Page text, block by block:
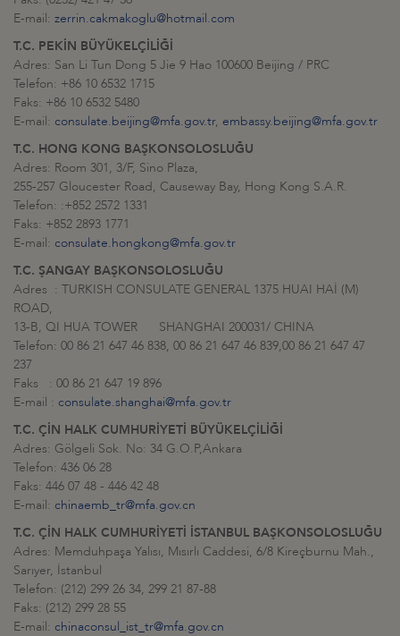
E-mail: zerrin.cakmakoglu@hotmail.com
T.C. PEKİN BÜYÜKELÇİLİĞİ
Adres: San Li Tun Dong 5 Jie 9 Hao 100600 Beijing / PRC
Telefon: +86 10 6532 1715
Faks: +86 10 6532 5480
E-mail: consulate.beijing@mfa.gov.tr, embassy.beijing@mfa.gov.tr
T.C. HONG KONG BAŞKONSOLOSLUĞU
Adres: Room 301, 3/F, Sino Plaza,
255-257 Gloucester Road, Causeway Bay, Hong Kong S.A.R.
Telefon: :+852 2572 1331
Faks: +852 2893 1771
E-mail: consulate.hongkong@mfa.gov.tr
T.C. ŞANGAY BAŞKONSOLOSLUĞU
Adres : TURKISH CONSULATE GENERAL 1375 HUAI HAİ (M)
ROAD,
13-B, QI HUA TOWER SHANGHAI 200031/ CHINA
Telefon: 00 86 21 647 46 838, 00 86 21 647 46 839,00 86 21 647 47
237
Faks : 00 86 21 647 19 896
E-mail : consulate.shanghai@mfa.gov.tr
T.C. ÇİN HALK CUMHURİYETİ BÜYÜKELÇİLİĞİ
Adres: Gölgeli Sok. No: 34 G.O.P,Ankara
Telefon: 436 06 28
Faks: 446 07 48 - 446 42 48
E-mail: chinaemb_tr@mfa.gov.cn
T.C. ÇİN HALK CUMHURİYETİ İSTANBUL BAŞKONSOLOSLUĞU
Adres: Memduhpaşa Yalısı, Mısırlı Caddesi, 6/8 Kireçburnu Mah.,
Sarıyer, İstanbul
Telefon: (212) 299 26 34, 299 21 87-88
Faks: (212) 299 28 55
E-mail: chinaconsul_ist_tr@mfa.gov.cn